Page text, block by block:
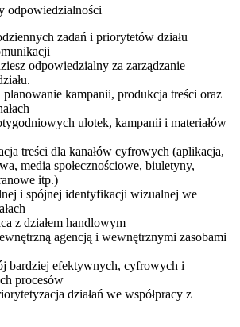
odpowiedzialności
zadań i priorytetów działu
odpowiedzialny za zarządzanie
planowanie kampanii, produkcja treści oraz
ulotek, kampanii i materiałów
treści dla kanałów cyfrowych (aplikacja,
media społecznościowe, biuletyny,
itp.)
i spójnej identyfikacji wizualnej we
z działem handlowym
agencją i wewnętrznymi zasobami
bardziej efektywnych, cyfrowych i
procesów
działań we współpracy z